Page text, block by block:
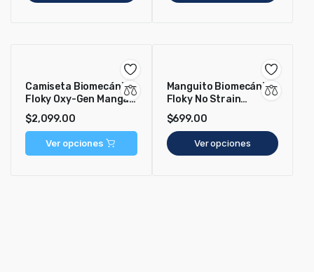
Camiseta Biomecánica
Floky Oxy-Gen Manga
Larga Negro
$2,099.00
Ver opciones
Manguito Biomecánico
Floky No Strain
Evolution Blanco
$699.00
Ver opciones